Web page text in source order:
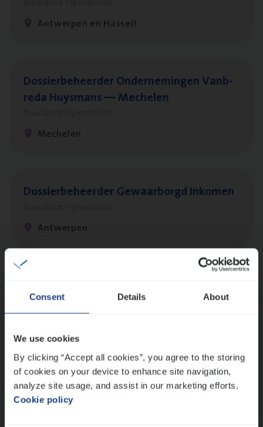
Consent Details About
We use cookies
By clicking “Accept all cookies”, you agree to the storing
of cookies on your device to enhance site navigation,
analyze site usage, and assist in our marketing efforts.
Cookie policy
Antwerpen en Hasselt
Dos­sier­be­heer­der Onder­ne­min­gen Van­b­
re­da Huys­mans — Mechelen
Mechelen
Dos­sier­be­heer­der Gewaar­borgd Inkomen
Antwerpen
Insurance Operations
Busi­ness Mana­ger Mari­ne Cargo
People Management, Sales Management